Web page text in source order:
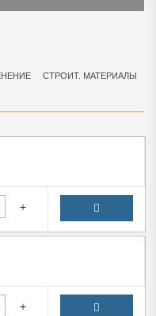
СТРОИТ. МАТЕРИАЛЫ
+
+